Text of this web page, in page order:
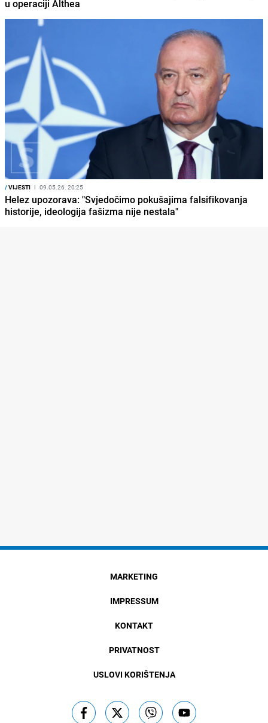
u operaciji Althea
/VIJESTI I 09.05.26. 20:25
Helez upozorava: "Svjedočimo pokušajima falsifikovanja
historije, ideologija fašizma nije nestala"
MARKETING
IMPRESSUM
KONTAKT
PRIVATNOST
USLOVI KORIŠTENJA